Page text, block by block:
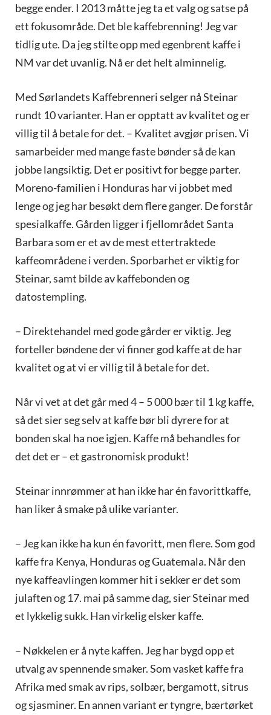
begge ender. I 2013 måtte jeg ta et valg og satse på
ett fokusområde. Det ble kaffebrenning! Jeg var
tidlig ute. Da jeg stilte opp med egenbrent kaffe i
NM var det uvanlig. Nå er det helt alminnelig.
Med Sørlandets Kaffebrenneri selger nå Steinar
rundt 10 varianter. Han er opptatt av kvalitet og er
villig til å betale for det. – Kvalitet avgjør prisen. Vi
samarbeider med mange faste bønder så de kan
jobbe langsiktig. Det er positivt for begge parter.
Moreno-familien i Honduras har vi jobbet med
lenge og jeg har besøkt dem flere ganger. De forstår
spesialkaffe. Gården ligger i fjellområdet Santa
Barbara som er et av de mest ettertraktede
kaffeområdene i verden. Sporbarhet er viktig for
Steinar, samt bilde av kaffebonden og
datostempling.
– Direktehandel med gode gårder er viktig. Jeg
forteller bøndene der vi finner god kaffe at de har
kvalitet og at vi er villig til å betale for det.
Når vi vet at det går med 4 – 5 000 bær til 1 kg kaffe,
så det sier seg selv at kaffe bør bli dyrere for at
bonden skal ha noe igjen. Kaffe må behandles for
det det er – et gastronomisk produkt!
Steinar innrømmer at han ikke har én favorittkaffe,
han liker å smake på ulike varianter.
– Jeg kan ikke ha kun én favoritt, men flere. Som god
kaffe fra Kenya, Honduras og Guatemala. Når den
nye kaffeavlingen kommer hit i sekker er det som
julaften og 17. mai på samme dag, sier Steinar med
et lykkelig sukk. Han virkelig elsker kaffe.
– Nøkkelen er å nyte kaffen. Jeg har bygd opp et
utvalg av spennende smaker. Som vasket kaffe fra
Afrika med smak av rips, solbær, bergamott, sitrus
og sjasminer. En annen variant er tyngre, bærtørket